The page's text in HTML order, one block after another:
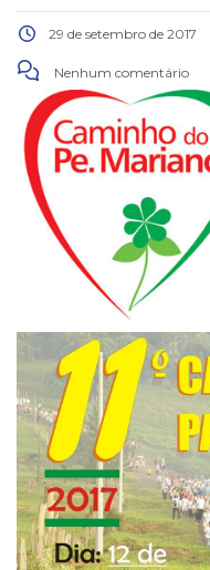
29 de setembro de 2017
Nenhum comentário